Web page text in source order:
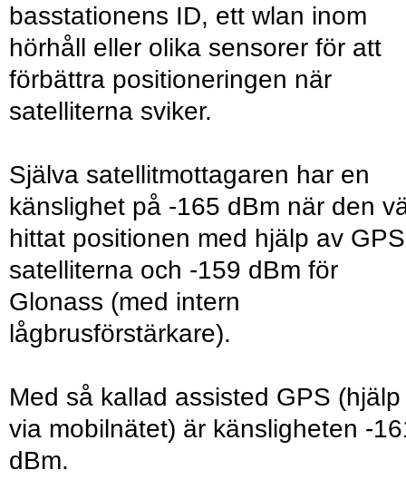
basstationens ID, ett wlan inom
hörhåll eller olika sensorer för att
förbättra positioneringen när
satelliterna sviker.
Själva satellitmottagaren har en
känslighet på -165 dBm när den
hittat positionen med hjälp av
satelliterna och -159 dBm för
Glonass (med intern
lågbrusförstärkare).
Med så kallad assisted GPS (hjälp
via mobilnätet) är känsligheten -
dBm.